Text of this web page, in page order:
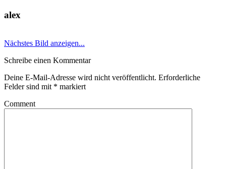
alex
Nächstes Bild anzeigen...
Schreibe einen Kommentar
Deine E-Mail-Adresse wird nicht veröffentlicht. Erforderliche
Felder sind mit * markiert
Comment